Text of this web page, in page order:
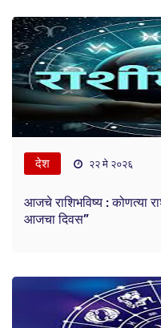
देश २२ मे २०२६
आजचे राशिभविष्य : कोणत्या
आजचा दिवस”